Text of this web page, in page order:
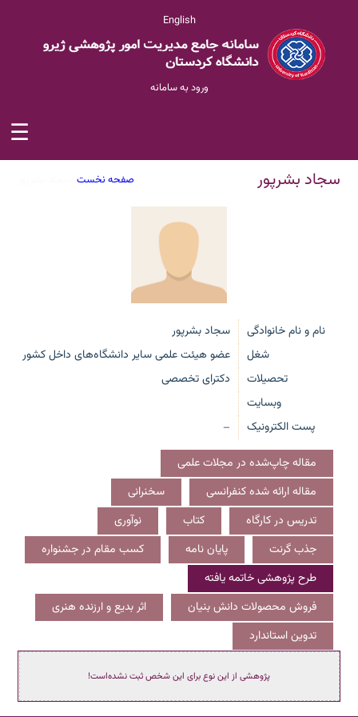
English
ورود به سامانه
☰
سجاد بشرپور صفحه نخست
نام و نام خانوادگی
سجاد بشرپور
شغل
عضو هیئت علمی سایر دانشگاه‌های داخل کشور
تحصیلات
دکترای تخصصی
وبسایت
پست الکترونیک
—
مقاله چاپ‌شده در مجلات علمی
مقاله ارائه شده کنفرانسی
سخنرانی
تدریس در کارگاه
کتاب
نوآوری
جذب گرنت
پایان نامه
کسب مقام در جشنواره
طرح پژوهشی خاتمه یافته
فروش محصولات دانش بنیان
اثر بدیع و ارزنده هنری
تدوین استاندارد
پژوهشی از این نوع برای این شخص ثبت نشده‌است!